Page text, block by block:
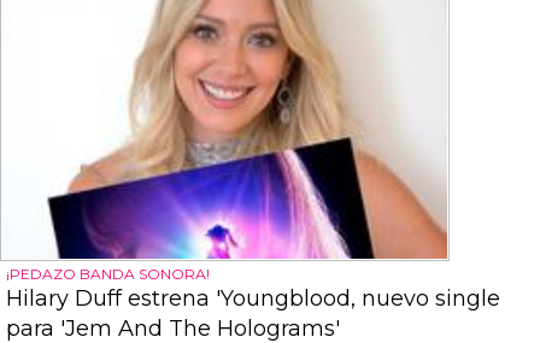
¡PEDAZO BANDA SONORA!
Hilary Duff estrena 'Youngblood, nuevo single
para 'Jem And The Holograms'